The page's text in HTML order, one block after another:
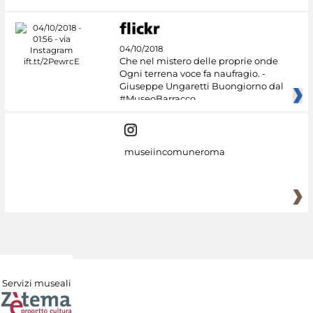
04/10/2018
Che nel mistero delle proprie onde
Ogni terrena voce fa naufragio. -
Giuseppe Ungaretti Buongiorno dal
#MuseoBarracco
museiincomuneroma
Servizi museali